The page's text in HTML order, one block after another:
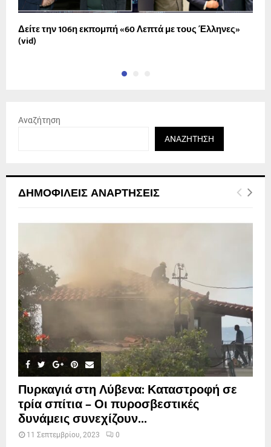
Δείτε την 106η εκπομπή «60 Λεπτά με τους Έλληνες»
(vid)
Αναζήτηση
ΑΝΑΖΉΤΗΣΗ
ΔΗΜΟΦΙΛΕΊΣ ΑΝΑΡΤΉΣΕΙΣ
Πυρκαγιά στη Λύβενα: Καταστροφή σε
τρία σπίτια – Οι πυροσβεστικές
δυνάμεις συνεχίζουν...
11 Σεπτεμβρίου, 2023 0